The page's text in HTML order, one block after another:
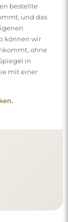
Lieferung
Ihnen.
bieten wir
wählen, die